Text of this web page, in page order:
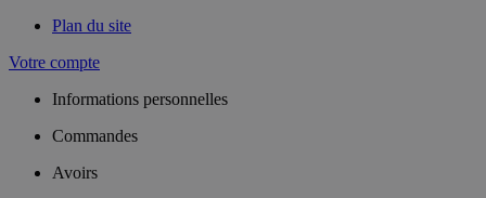
Plan du site
Votre compte
Informations personnelles
Commandes
Avoirs